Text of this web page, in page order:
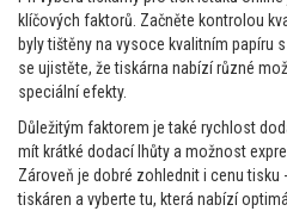
klíčových faktorů. Začněte kontrolou
byly tištěny na vysoce kvalitním papíru
se ujistěte, že tiskárna nabízí různé
speciální efekty.
Důležitým faktorem je také rychlost
mít krátké dodací lhůty a možnost
Zároveň je dobré zohlednit i cenu tisku
tiskáren a vyberte tu, která nabízí